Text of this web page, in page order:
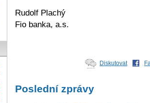
Rudolf Plachý
Fio banka, a.s.
Diskutovat
Poslední zprávy